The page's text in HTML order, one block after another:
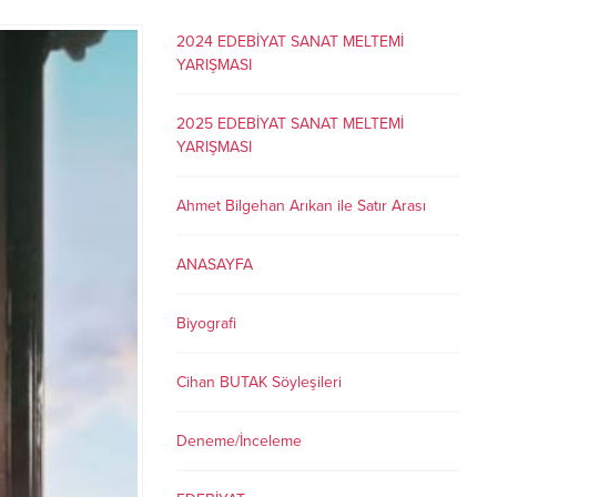
2024 EDEBİYAT SANAT MELTEMİ
YARIŞMASI
2025 EDEBİYAT SANAT MELTEMİ
YARIŞMASI
Ahmet Bilgehan Arıkan ile Satır Arası
ANASAYFA
Biyografi
Cihan BUTAK Söyleşileri
Deneme/İnceleme